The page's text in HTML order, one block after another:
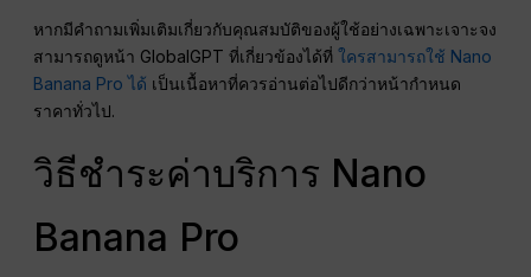
หากมีคำถามเพิ่มเติมเกี่ยวกับคุณสมบัติของผู้ใช้อย่างเฉพาะเจาะจง
สามารถดูหน้า GlobalGPT ที่เกี่ยวข้องได้ที่ใครสามารถใช้ Nano
Banana Pro ได้ เป็นเนื้อหาที่ควรอ่านต่อไปดีกว่าหน้ากำหนด
ราคาทั่วไป.
วิธีชำระค่าบริการ Nano
Banana Pro